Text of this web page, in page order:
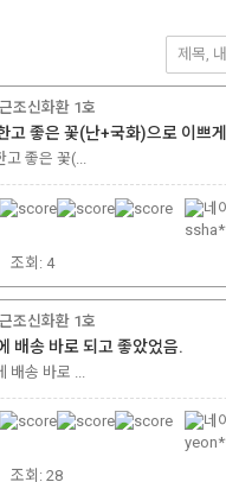
근조신화환 1호
고 좋은 꽃(난+국화)으로 이쁘
고 좋은 꽃(...
조회: 4
근조신화환 1호
배송 바로 되고 좋았었음.
배송 바로 ...
조회: 28